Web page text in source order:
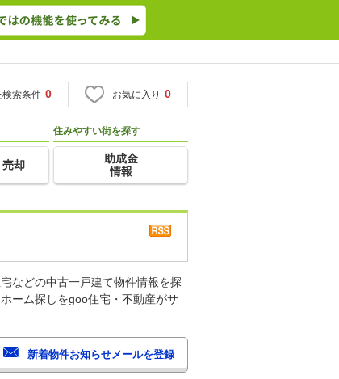
検索条件 0 お気に入り 0
売却
住みやすい街を探す
助成金
情報
などの中古一戸建て物件情報を探
ーム探しをgoo住宅・不動産がサ